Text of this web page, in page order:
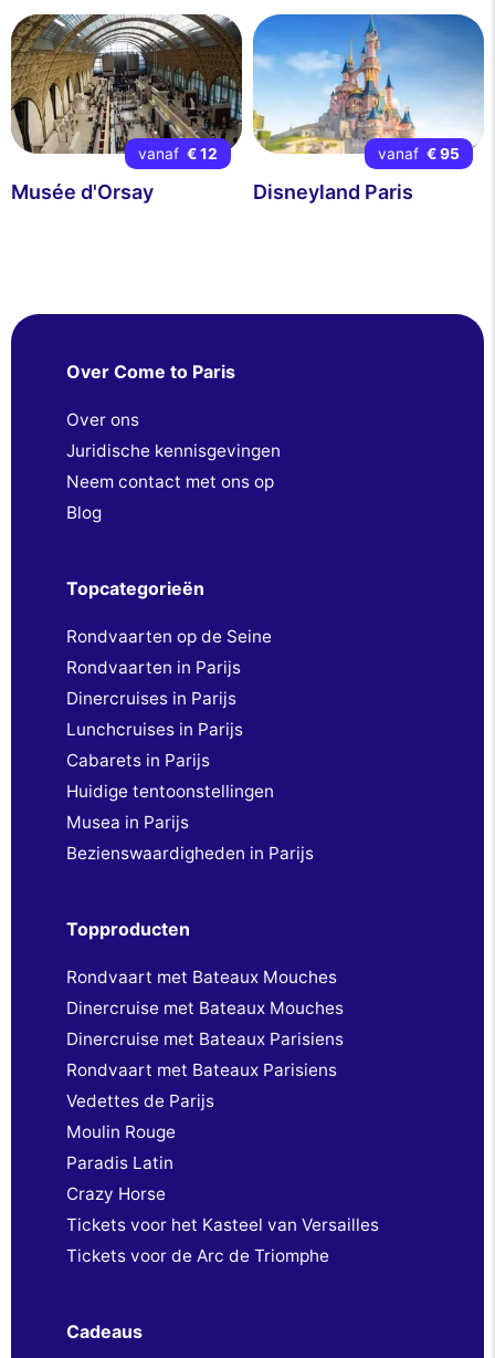
vanaf € 12
Musée d'Orsay
vanaf € 95
Disneyland Paris
Over Come to Paris
Over ons
Juridische kennisgevingen
Neem contact met ons op
Blog
Topcategorieën
Rondvaarten op de Seine
Rondvaarten in Parijs
Dinercruises in Parijs
Lunchcruises in Parijs
Cabarets in Parijs
Huidige tentoonstellingen
Musea in Parijs
Bezienswaardigheden in Parijs
Topproducten
Rondvaart met Bateaux Mouches
Dinercruise met Bateaux Mouches
Dinercruise met Bateaux Parisiens
Rondvaart met Bateaux Parisiens
Vedettes de Parijs
Moulin Rouge
Paradis Latin
Crazy Horse
Tickets voor het Kasteel van Versailles
Tickets voor de Arc de Triomphe
Cadeaus